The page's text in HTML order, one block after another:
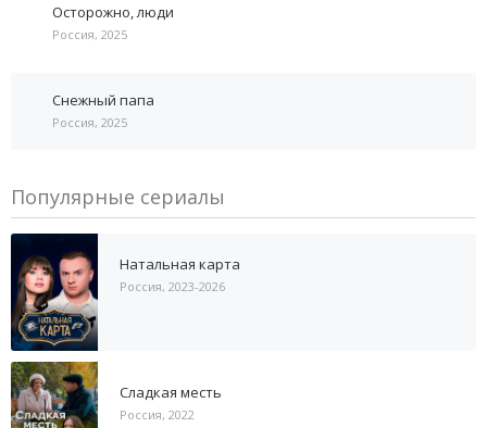
Осторожно, люди
Россия, 2025
Снежный папа
Россия, 2025
Популярные сериалы
Натальная карта
Россия, 2023-2026
Сладкая месть
Россия, 2022